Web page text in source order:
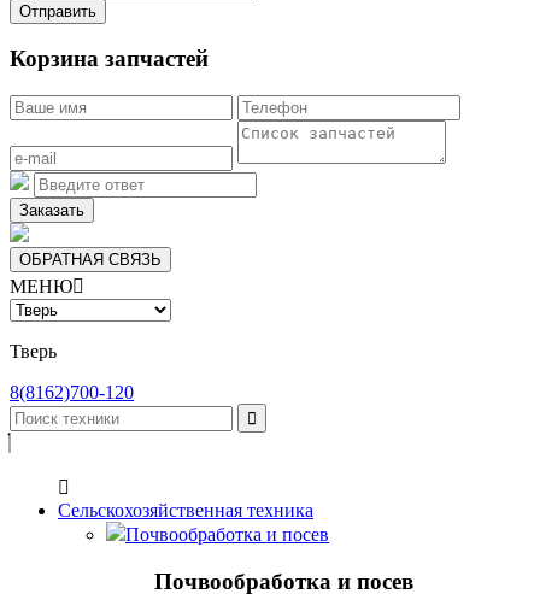
Отправить
Корзина запчастей
Заказать
ОБРАТНАЯ СВЯЗЬ
МЕНЮ
Тверь
8(8162)700-120


Сельскохозяйственная техника
Почвообработка и посев
Почвообработка и посев